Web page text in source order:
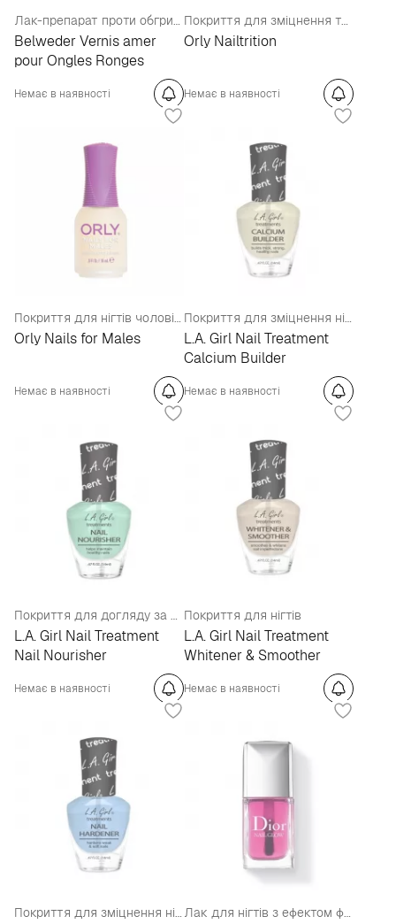
Лак-препарат проти обгризання нігтів
Belweder Vernis amer
pour Ongles Ronges
Немає в наявності
Покриття для зміцнення та росту нігтів
Orly Nailtrition
Немає в наявності
Покриття для нігтів чоловіків
Orly Nails for Males
Немає в наявності
Покриття для зміцнення нігтів
L.A. Girl Nail Treatment
Calcium Builder
Немає в наявності
Покриття для догляду за нігтями
L.A. Girl Nail Treatment
Nail Nourisher
Немає в наявності
Покриття для нігтів
L.A. Girl Nail Treatment
Whitener & Smoother
Немає в наявності
Покриття для зміцнення нігтів Лак для нігтів з ефектом французького манікюру (тестер)